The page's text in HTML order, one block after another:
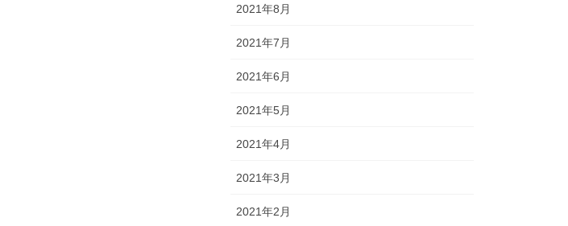
2021年8月
2021年7月
2021年6月
2021年5月
2021年4月
2021年3月
2021年2月